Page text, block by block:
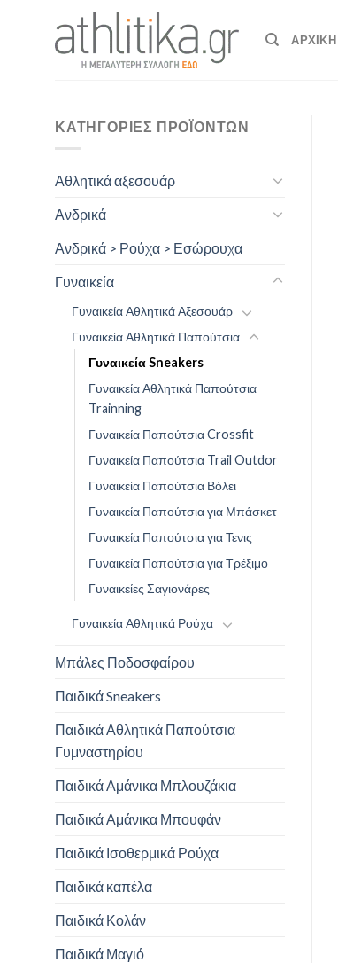
ΑΡΧΙΚΉ
ΚΑΤΗΓΟΡΊΕΣ ΠΡΟΪΌΝΤΩΝ
Αθλητικά αξεσουάρ
Ανδρικά
Ανδρικά > Ρούχα > Εσώρουχα
Γυναικεία
Γυναικεία Αθλητικά Αξεσουάρ
Γυναικεία Αθλητικά Παπούτσια
Γυναικεία Sneakers
Γυναικεία Αθλητικά Παπούτσια
Trainning
Γυναικεία Παπούτσια Crossfit
Γυναικεία Παπούτσια Trail Outdor
Γυναικεία Παπούτσια Βόλει
Γυναικεία Παπούτσια για Μπάσκετ
Γυναικεία Παπούτσια για Τενις
Γυναικεία Παπούτσια για Τρέξιμο
Γυναικείες Σαγιονάρες
Γυναικεία Αθλητικά Ρούχα
Μπάλες Ποδοσφαίρου
Παιδικά Sneakers
Παιδικά Αθλητικά Παπούτσια
Γυμναστηρίου
Παιδικά Αμάνικα Μπλουζάκια
Παιδικά Αμάνικα Μπουφάν
Παιδικά Ισοθερμικά Ρούχα
Παιδικά καπέλα
Παιδικά Κολάν
Παιδικά Μαγιό